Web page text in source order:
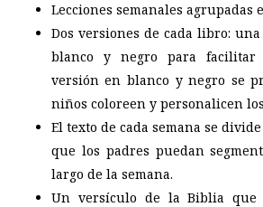
Lecciones semanales agrupadas
Dos versiones de cada libro:
blanco y negro para facilitar
versión en blanco y negro se
niños coloreen y personalicen
El texto de cada semana se
que los padres puedan
largo de la semana.
Un versículo de la Biblia que